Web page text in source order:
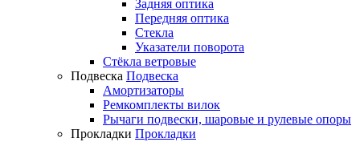
Задняя оптика
Передняя оптика
Стекла
Указатели поворота
Стёкла ветровые
Подвеска Подвеска
Амортизаторы
Ремкомплекты вилок
Рычаги подвески, шаровые и рулевые опоры
Прокладки Прокладки